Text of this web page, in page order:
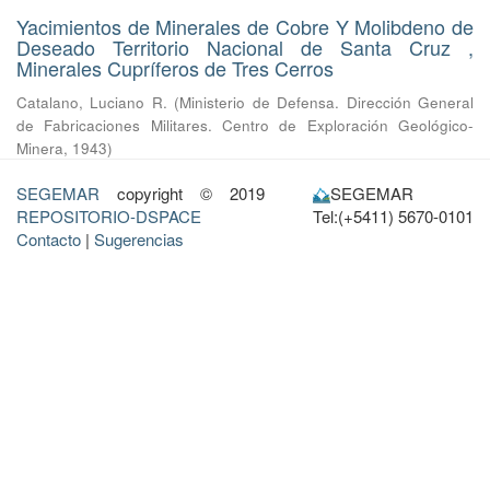
Yacimientos de Minerales de Cobre Y Molibdeno de
Deseado Territorio Nacional de Santa Cruz ,
Minerales Cupríferos de Tres Cerros
Catalano, Luciano R. (Ministerio de Defensa. Dirección General
de Fabricaciones Militares. Centro de Exploración Geológico-
Minera, 1943)
SEGEMAR copyright © 2019
REPOSITORIO-DSPACE
Contacto | Sugerencias
SEGEMAR
Tel:(+5411) 5670-0101